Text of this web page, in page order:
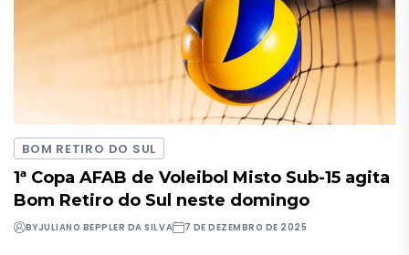
BOM RETIRO DO SUL
1ª Copa AFAB de Voleibol Misto Sub-15 agita
Bom Retiro do Sul neste domingo
BYJULIANO BEPPLER DA SILVA 7 DE DEZEMBRO DE 2025